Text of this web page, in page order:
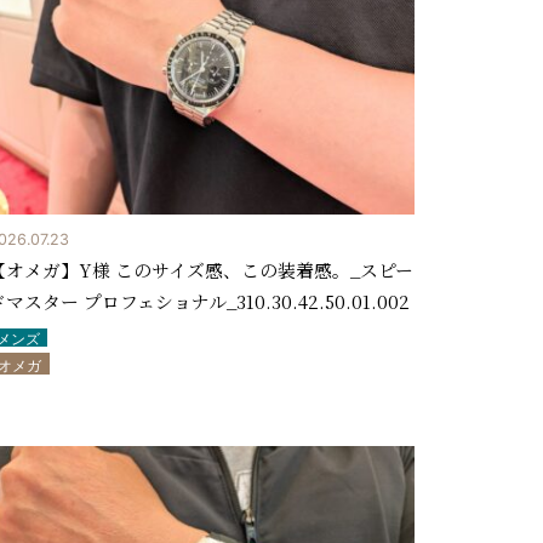
オメガ】Y様 このサイズ感、この装着感。_スピー
マスター プロフェショナル_310.30.42.50.01.002
ンズ
メガ